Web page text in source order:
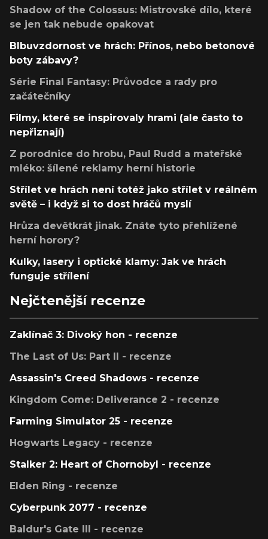
Shadow of the Colossus: Mistrovské dílo, které
se jen tak nebude opakovat
Blbuvzdornost ve hrách: Přínos, nebo betonové
boty zábavy?
Série Final Fantasy: Průvodce a rady pro
začátečníky
Filmy, které se inspirovaly hrami (ale často to
nepřiznají)
Z porodnice do hrobu, Paul Rudd a mateřské
mléko: šílené reklamy herní historie
Střílet ve hrách není totéž jako střílet v reálném
světě – i když si to dost hráčů myslí
Hrůza devětkrát jinak. Znáte tyto přehlížené
herní horory?
Kulky, lasery i optické klamy: Jak ve hrách
funguje střílení
Nejčtenější recenze
Zaklínač 3: Divoký hon - recenze
The Last of Us: Part II - recenze
Assassin's Creed Shadows - recenze
Kingdom Come: Deliverance 2 - recenze
Farming Simulator 25 - recenze
Hogwarts Legacy - recenze
Stalker 2: Heart of Chornobyl - recenze
Elden Ring - recenze
Cyberpunk 2077 - recenze
Baldur's Gate III - recenze